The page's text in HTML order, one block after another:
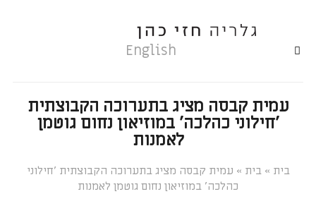
English
עמית קבסה מציג בתערוכה הקבוצתית
'חילוני כהלכה' במוזיאון נחום גוטמן
לאמנות
»
» עמית קבסה מציג בתערוכה הקבוצתית 'חילוני
כהלכה' במוזיאון נחום גוטמן לאמנות